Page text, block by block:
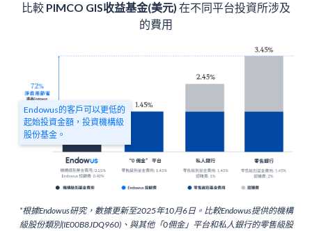
比較 PIMCO GIS收益基金(美元) 在不同平台投資所涉及
的費用
Endowus的客戶可以更低的
起始投資金額，投資機構級
股份基金。
*根據Endowus研究，數據更新至2025年10月6日。比較Endowus提供的機構
級股份類別(IE00B8JDQ960)、與其他「0佣金」平台和私人銀行的零售級股